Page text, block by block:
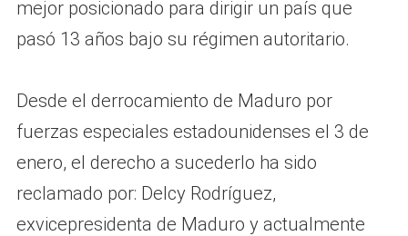
mejor posicionado para dirigir un país que
pasó 13 años bajo su régimen autoritario.
Desde el derrocamiento de Maduro por
fuerzas especiales estadounidenses el 3 de
enero, el derecho a sucederlo ha sido
reclamado por: Delcy Rodríguez,
exvicepresidenta de Maduro y actualmente